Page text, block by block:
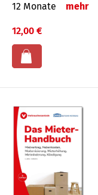
12 Monate
mehr
12,00 €